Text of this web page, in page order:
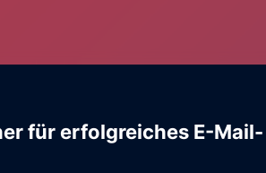
für erfolgreiches E-